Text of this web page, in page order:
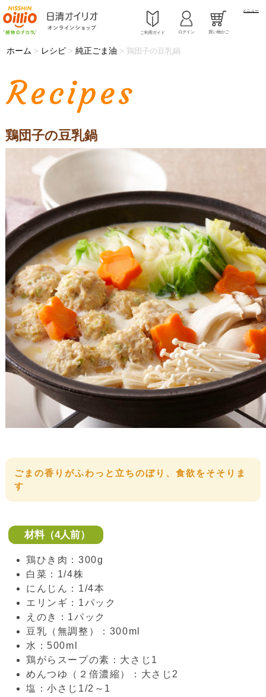
ご利用ガイド ログイン 買い物かご
メニュー
ホーム > レシピ > 純正ごま油 > 鶏団子の豆乳鍋
Recipes
鶏団子の豆乳鍋
ごまの香りがふわっと立ちのぼり、食欲をそそりま
す
材料（4人前）
鶏ひき肉：300g
白菜：1/4株
にんじん：1/4本
エリンギ：1パック
えのき：1パック
豆乳（無調整）：300ml
水：500ml
鶏がらスープの素：大さじ1
めんつゆ（２倍濃縮）：大さじ2
塩：小さじ1/2～1